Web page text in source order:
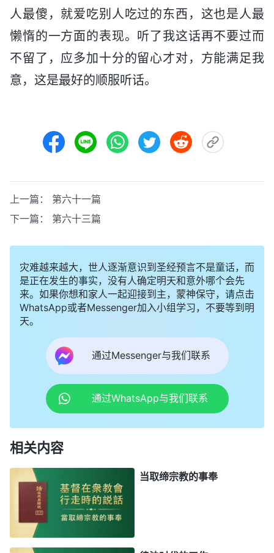
人最傻，就爱吃别人吃过的东西，这也是人最
懒惰的一方面的表现。听了我这话再不要过而
不留了，应多加十分的留心才对，方能满足我
意，这是最好的顺服听话。
上一篇： 第六十一篇
下一篇： 第六十三篇
灾难越来越大，世人逐渐意识到圣经预言不是童话，而
是正在发生的事实，没有人确定明天和意外哪个会先
来。如果你想和家人一起迎接到主，蒙神保守，请点击
WhatsApp或者Messenger加入小组学习，不要等到明
天。
通过Messenger与我们联系
通过WhatsApp与我们联系
相关内容
当取缔宗教的事奉